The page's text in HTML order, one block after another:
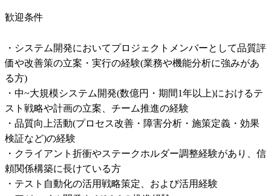
歓迎条件
・システム開発においてプロジェクトメンバーとして品質評
価や改善策の立案・実行の経験(業務や機能分析に強みがあ
る方)
・中~大規模システム開発(数億円・期間1年以上)におけるテ
スト戦略や計画の立案、チーム推進の経験
・品質向上活動(プロセス改善・障害分析・施策定義・効果
検証など)の経験
・クライアント折衝やステークホルダー調整経験があり、信
頼関係構築に長けている方
・テスト自動化の活用戦略策定、および活用経験